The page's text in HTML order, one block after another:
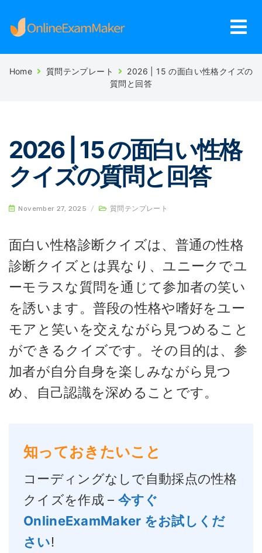
Home 質問テンプレート
2026 | 15 の面白い性格クイズの
質問と回答
2026 | 15 の面白い性格
クイズの質問と回答
November 27, 2025 / 質問テンプレート
面白い性格診断クイズは、普通の性格
診断クイズとは異なり、ユニークでユ
ーモラスな質問を通じて参加者の笑い
を誘います。普段の性格や嗜好をユー
モアと笑いを交えながら見つめること
ができるクイズです。その目的は、参
加者が自分自身を楽しみながら見つ
め、自己認識を深めることです。
知っておきたいこと
コーディングなしで自動採点の性格
クイズを作成 – 今すぐ
OnlineExamMaker をお試しくだ
さい!